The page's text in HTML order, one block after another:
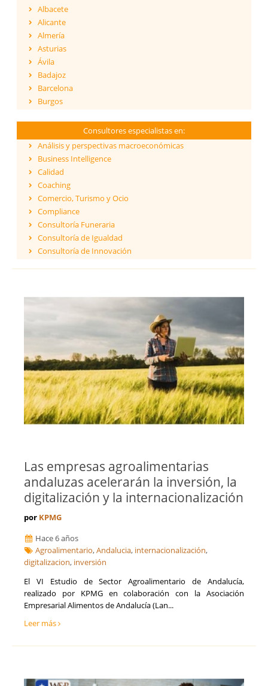
Albacete
Alicante
Almería
Asturias
Ávila
Badajoz
Barcelona
Burgos
Cantabria
Castellón
Ceuta
Ciudad Real
Córdoba
Cuenca
Girona
Granada
Guadalajara
Islas Baleares
La Coruña
La Rioja
Las Palmas
León
Lleida
Lugo
Madrid
Málaga
Orense
Palencia
Pontevedra
Santa Cruz de Tenerife
Segovia
Sevilla
Soria
Teruel
Toledo
Valladolid
Consultores especialistas en:
Análisis y perspectivas macroeconómicas
Business Intelligence
Calidad
Coaching
Comercio, Turismo y Ocio
Compliance
Consultoría Funeraria
Consultoría de Igualdad
Consultoría de Innovación
Franquicias
Fusiones y Adquisiciones
Gestión de riesgos y cumplimiento
Gestión del Conocimiento
Ingeniería, Proyectos y Obras
Internacionalización de la empresa
Licitaciones y Concursos Públicos
Optimización de costes y eficiencia
Prevención de Riesgos Laborales
Reestructuraciones Empresariales
Refinanciación de Deudas
Responsabilidad Social Empresarial
Seguridad Alimentaria
Seguros
Talento, Recursos Humanos y selección de personal
Tecnología, Software e IA
Ventas y Comercial
Las empresas agroalimentarias
andaluzas acelerarán la inversión, la
digitalización y la internacionalización
por KPMG
Hace 6 años
Agroalimentario,Andalucia, internacionalización,
digitalizacion, inversión
El VI Estudio de Sector Agroalimentario de Andalucía,
realizado por KPMG en colaboración con la Asociación
Empresarial Alimentos de Andalucía (Lan...
Leer más